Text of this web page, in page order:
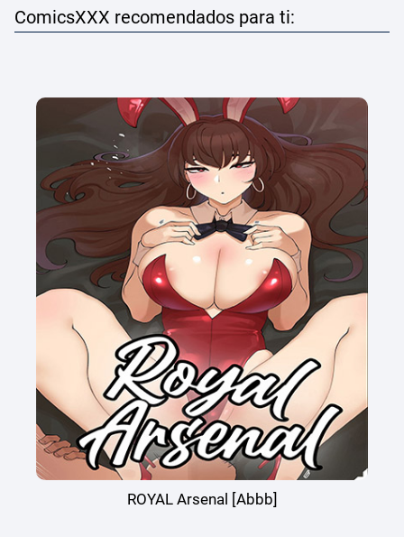
ComicsXXX recomendados para ti:
ROYAL Arsenal [Abbb]